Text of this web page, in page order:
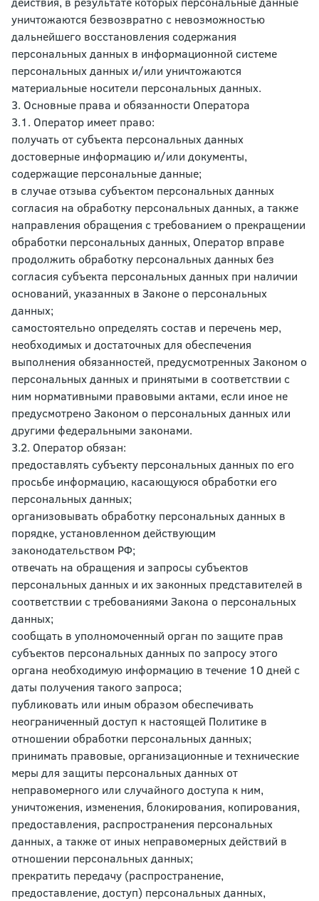
уничтожаются безвозвратно с невозможностью
дальнейшего восстановления содержания
персональных данных в информационной системе
персональных данных и/или уничтожаются
материальные носители персональных данных.
3. Основные права и обязанности Оператора
3.1. Оператор имеет право:
получать от субъекта персональных данных
достоверные информацию и/или документы,
содержащие персональные данные;
в случае отзыва субъектом персональных данных
согласия на обработку персональных данных, а также
направления обращения с требованием о прекращении
обработки персональных данных, Оператор вправе
продолжить обработку персональных данных без
согласия субъекта персональных данных при наличии
оснований, указанных в Законе о персональных
данных;
самостоятельно определять состав и перечень мер,
необходимых и достаточных для обеспечения
выполнения обязанностей, предусмотренных Законом о
персональных данных и принятыми в соответствии с
ним нормативными правовыми актами, если иное не
предусмотрено Законом о персональных данных или
другими федеральными законами.
3.2. Оператор обязан:
предоставлять субъекту персональных данных по его
просьбе информацию, касающуюся обработки его
персональных данных;
организовывать обработку персональных данных в
порядке, установленном действующим
законодательством РФ;
отвечать на обращения и запросы субъектов
персональных данных и их законных представителей в
соответствии с требованиями Закона о персональных
данных;
сообщать в уполномоченный орган по защите прав
субъектов персональных данных по запросу этого
органа необходимую информацию в течение 10 дней с
даты получения такого запроса;
публиковать или иным образом обеспечивать
неограниченный доступ к настоящей Политике в
отношении обработки персональных данных;
принимать правовые, организационные и технические
меры для защиты персональных данных от
неправомерного или случайного доступа к ним,
уничтожения, изменения, блокирования, копирования,
предоставления, распространения персональных
данных, а также от иных неправомерных действий в
отношении персональных данных;
прекратить передачу (распространение,
предоставление, доступ) персональных данных,